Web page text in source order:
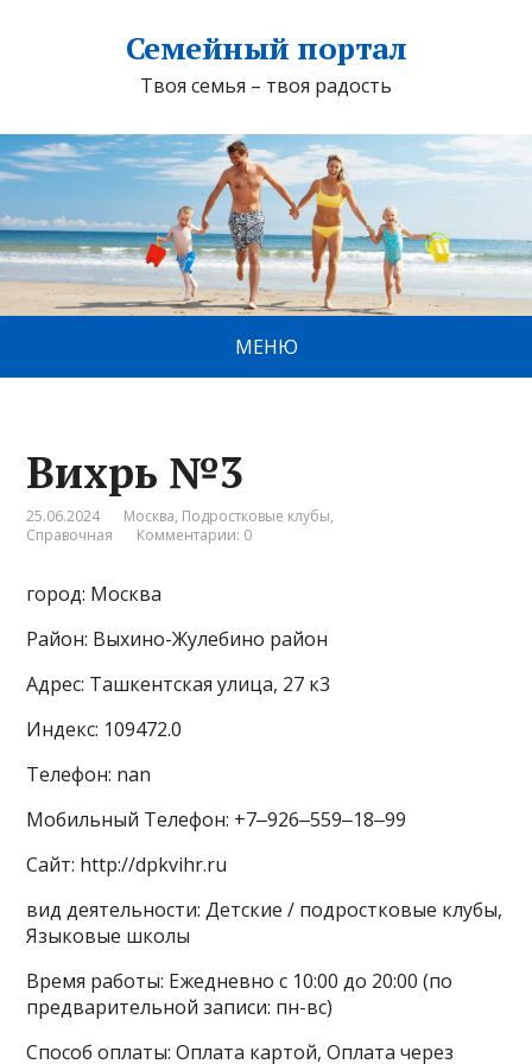
Семейный портал
Твоя семья – твоя радость
МЕНЮ
Вихрь №3
25.06.2024 Москва, Подростковые клубы,
Справочная
Комментарии: 0
город: Москва
Район: Выхино-Жулебино район
Адрес: Ташкентская улица, 27 к3
Индекс: 109472.0
Телефон: nan
Мобильный Телефон: +7‒926‒559‒18‒99
Сайт: http://dpkvihr.ru
вид деятельности: Детские / подростковые клубы,
Языковые школы
Время работы: Ежедневно с 10:00 до 20:00 (по
предварительной записи: пн-вс)
Способ оплаты: Оплата картой, Оплата через